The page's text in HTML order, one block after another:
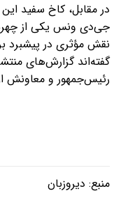
در مقابل، کاخ سفید
جی‌دی ونس یکی از
نقش مؤثری در پیشبرد
گفته‌اند گزارش‌های
رئیس‌جمهور و معاونش
منبع: دیروزبان